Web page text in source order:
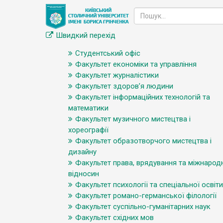
Швидкий перехід
Студентський офіс
Факультет економіки та управління
Факультет журналістики
Факультет здоров’я людини
Факультет інформаційних технологій та
математики
Факультет музичного мистецтва і
хореографії
Факультет образотворчого мистецтва і
дизайну
Факультет права, врядування та
відносин
Факультет психології та спеціальної освіти
Факультет романо-германської філології
Факультет суспільно-гуманітарних наук
Факультет східних мов